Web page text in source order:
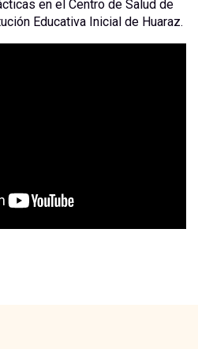
en el Centro de Salud de
Educativa Inicial de Huaraz.